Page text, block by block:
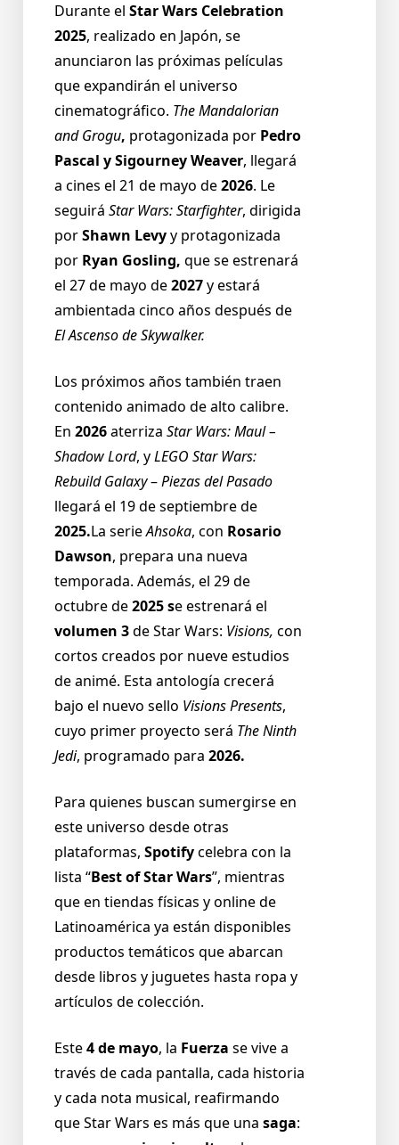
Durante el Star Wars Celebration
2025, realizado en Japón, se
anunciaron las próximas películas
que expandirán el universo
cinematográfico. The Mandalorian
and Grogu, protagonizada por Pedro
Pascal y Sigourney Weaver, llegará
a cines el 21 de mayo de2026. Le
seguirá Star Wars: Starfighter, dirigida
porShawn Levyy protagonizada
por Ryan Gosling, que se estrenará
el 27 de mayo de2027y estará
ambientada cinco años después de
El Ascenso de Skywalker.
Los próximos años también traen
contenido animado de alto calibre.
En 2026aterriza Star Wars: Maul –
Shadow Lord, yLEGO Star Wars:
Rebuild Galaxy–Piezas del Pasado
llegará el 19 de septiembre de
2025.La serieAhsoka, con Rosario
Dawson, prepara una nueva
temporada. Además, el 29 de
octubre de2025 se estrenará el
volumen 3de Star Wars: Visions, con
cortos creados por nueve estudios
de animé. Esta antología crecerá
bajo el nuevo sello Visions Presents,
cuyo primer proyecto será The Ninth
Jedi, programado para 2026.
Para quienes buscan sumergirse en
este universo desde otras
plataformas, Spotifycelebra con la
lista “Best of Star Wars”, mientras
que en tiendas físicas y online de
Latinoamérica ya están disponibles
productos temáticos que abarcan
desde libros y juguetes hasta ropa y
artículos de colección.
Este4 de mayo, la Fuerza se vive a
través de cada pantalla, cada historia
y cada nota musical, reafirmando
que Star Wars es más que una saga: